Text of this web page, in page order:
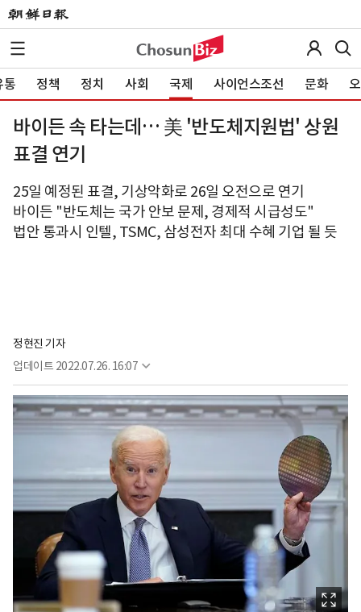
통 정책 정치 사회 국제 사이언스조선 문화
바이든 속 타는데… 美 '반도체지원법' 상원
표결 연기
25일 예정된 표결, 기상악화로 26일 오전으로 연기
바이든 "반도체는 국가 안보 문제, 경제적 시급성도"
법안 통과시 인텔, TSMC, 삼성전자 최대 수혜 기업 될 듯
정현진 기자
업데이트 2022.07.26. 16:07